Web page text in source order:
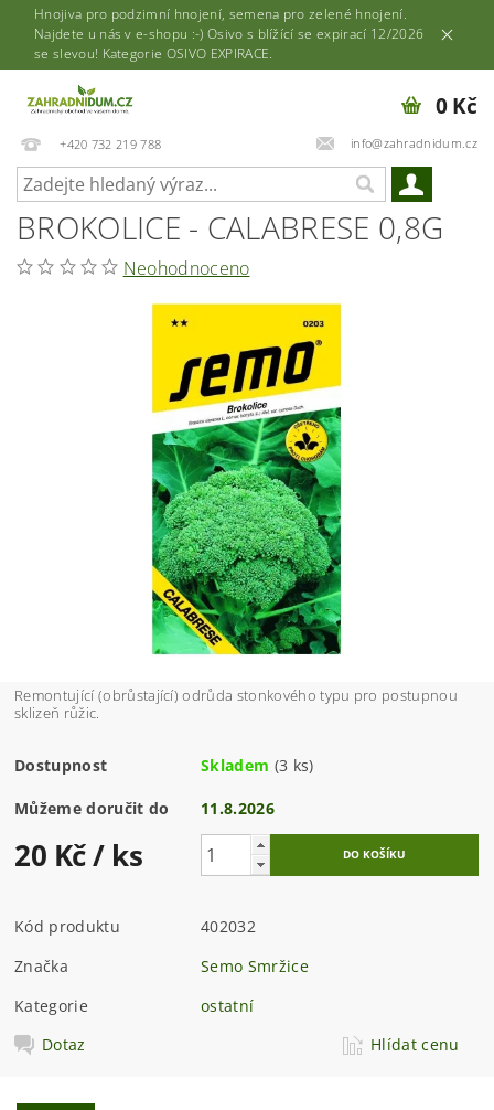
Hnojiva pro podzimní hnojení, semena pro zelené hnojení.
Najdete u nás v e-shopu :-) Osivo s blížící se expirací 12/2026
se slevou! Kategorie OSIVO EXPIRACE.
+420 732 219 788 info@zahradnidum.cz
0 Kč
BROKOLICE - CALABRESE 0,8G
Neohodnoceno
Remontující (obrůstající) odrůda stonkového typu pro postupnou
sklizeň růžic.
Dostupnost Skladem (3 ks)
Můžeme doručit do 11.8.2026
20 Kč/ ks
Kód produktu
402032
Značka
Semo Smržice
Kategorie
ostatní
Dotaz
Hlídat cenu